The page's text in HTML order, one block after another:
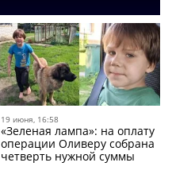
19 июня, 16:58
«Зеленая лампа»: на оплату
операции Оливеру собрана
четверть нужной суммы